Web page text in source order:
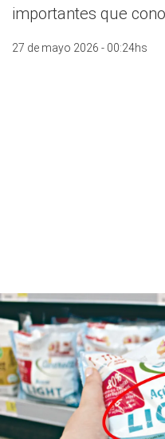
importantes que
27 de mayo 2026 - 00:24hs